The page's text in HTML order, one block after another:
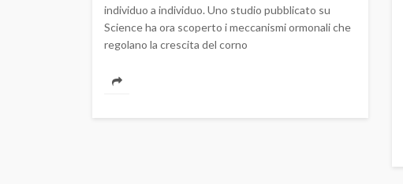
individuo a individuo. Uno studio pubblicato su
Science ha ora scoperto i meccanismi ormonali che
regolano la crescita del corno